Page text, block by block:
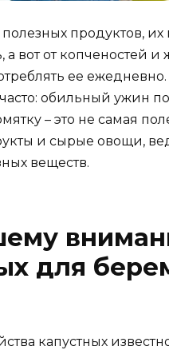
продуктов, их
а вот от копченостей
ее ежедневно.
обильный ужин
– это не самая
и сырые овощи,
веществ.
для
капустных